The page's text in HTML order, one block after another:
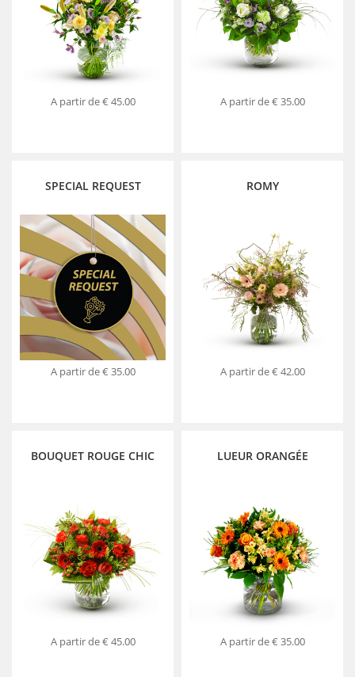
A partir de€ 45.00 A partir de€ 35.00
SPECIAL REQUEST
A partir de€ 35.00
ROMY
A partir de€ 42.00
BOUQUET ROUGE CHIC
A partir de€ 45.00
LUEUR ORANGÉE
A partir de€ 35.00